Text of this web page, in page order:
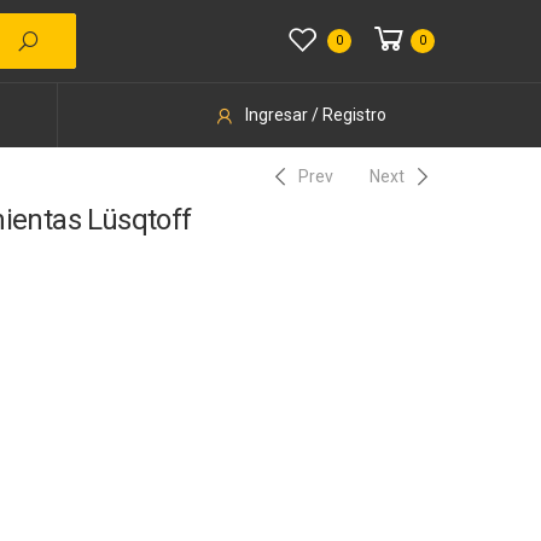
0 0
Ingresar / Registro
Prev Next
Lüsqtoff